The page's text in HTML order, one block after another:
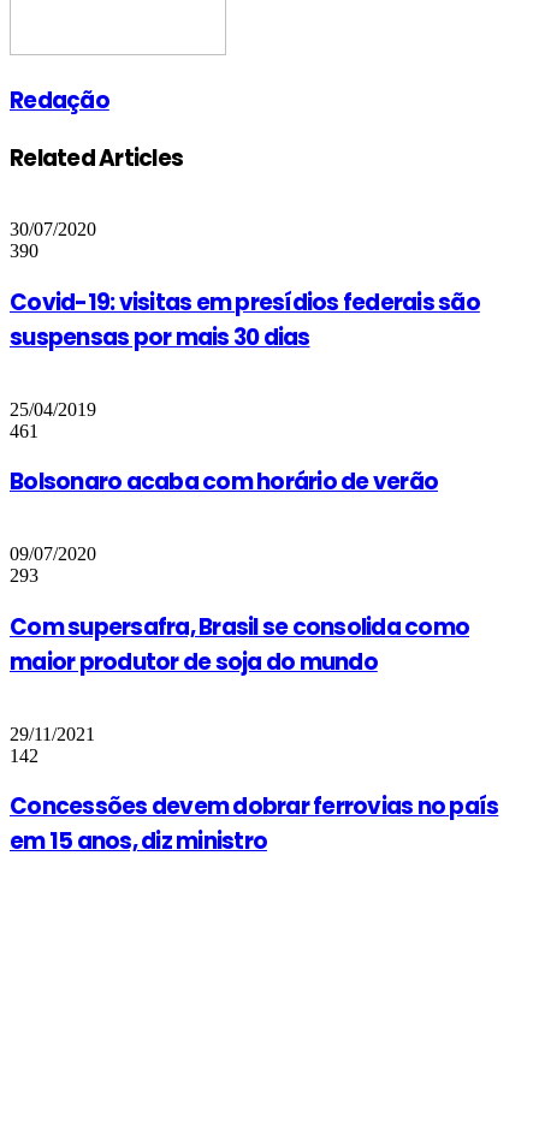
Redação
Related Articles
30/07/2020
390
Covid-19: visitas em presídios federais são
suspensas por mais 30 dias
25/04/2019
461
Bolsonaro acaba com horário de verão
09/07/2020
293
Com supersafra, Brasil se consolida como
maior produtor de soja do mundo
29/11/2021
142
Concessões devem dobrar ferrovias no país
em 15 anos, diz ministro